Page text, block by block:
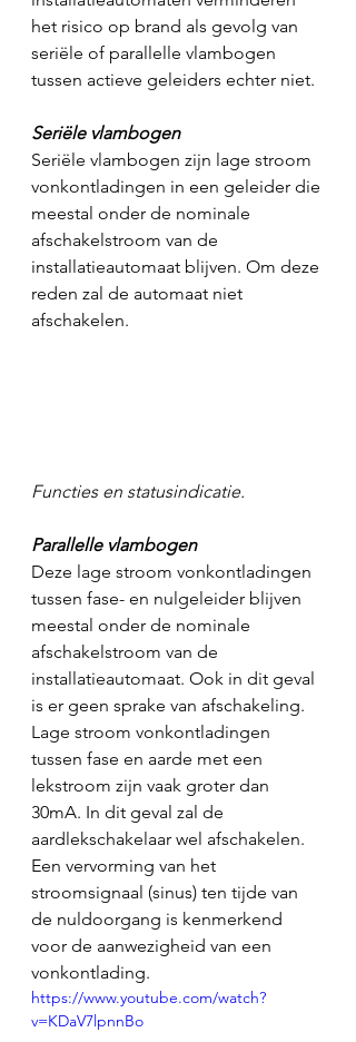
het risico op brand als gevolg van
seriële of parallelle vlambogen
tussen actieve geleiders echter niet.
Seriële vlambogen
Seriële vlambogen zijn lage stroom
vonkontladingen in een geleider die
meestal onder de nominale
afschakelstroom van de
installatieautomaat blijven. Om deze
reden zal de automaat niet
afschakelen.
Functies en statusindicatie.
Parallelle vlambogen
Deze lage stroom vonkontladingen
tussen fase- en nulgeleider blijven
meestal onder de nominale
afschakelstroom van de
installatieautomaat. Ook in dit geval
is er geen sprake van afschakeling.
Lage stroom vonkontladingen
tussen fase en aarde met een
lekstroom zijn vaak groter dan
30mA. In dit geval zal de
aardlekschakelaar wel afschakelen.
Een vervorming van het
stroomsignaal (sinus) ten tijde van
de nuldoorgang is kenmerkend
voor de aanwezigheid van een
vonkontlading.
https://www.youtube.com/watch?
v=KDaV7lpnnBo